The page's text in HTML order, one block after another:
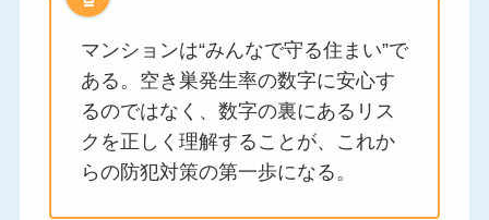
マンションは“みんなで守る住まい”で
ある。空き巣発生率の数字に安心す
るのではなく、数字の裏にあるリス
クを正しく理解することが、これか
らの防犯対策の第一歩になる。